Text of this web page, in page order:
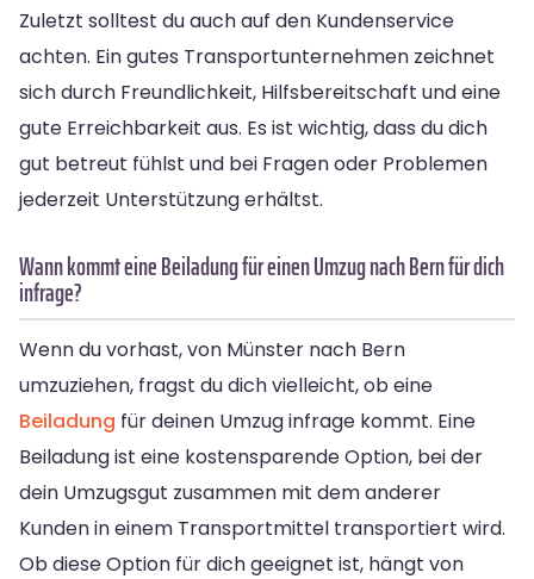
Zuletzt solltest du auch auf den Kundenservice
achten. Ein gutes Transportunternehmen zeichnet
sich durch Freundlichkeit, Hilfsbereitschaft und eine
gute Erreichbarkeit aus. Es ist wichtig, dass du dich
gut betreut fühlst und bei Fragen oder Problemen
jederzeit Unterstützung erhältst.
Wann kommt eine Beiladung für einen Umzug nach Bern für dich
infrage?
Wenn du vorhast, von Münster nach Bern
umzuziehen, fragst du dich vielleicht, ob eine
Beiladung für deinen Umzug infrage kommt. Eine
Beiladung ist eine kostensparende Option, bei der
dein Umzugsgut zusammen mit dem anderer
Kunden in einem Transportmittel transportiert wird.
Ob diese Option für dich geeignet ist, hängt von